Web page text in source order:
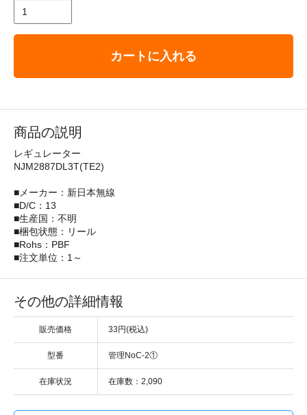
カートに入れる
商品の説明
レギュレーター
NJM2887DL3T(TE2)
■メーカー：新日本無線
■D/C：13
■生産国：不明
■梱包状態：リール
■Rohs：PBF
■注文単位：1～
その他の詳細情報
販売価格 33円(税込)
型番 管理NoC-2①
在庫状況 在庫数：2,090